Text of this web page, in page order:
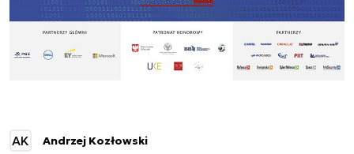
AK Andrzej Kozłowski